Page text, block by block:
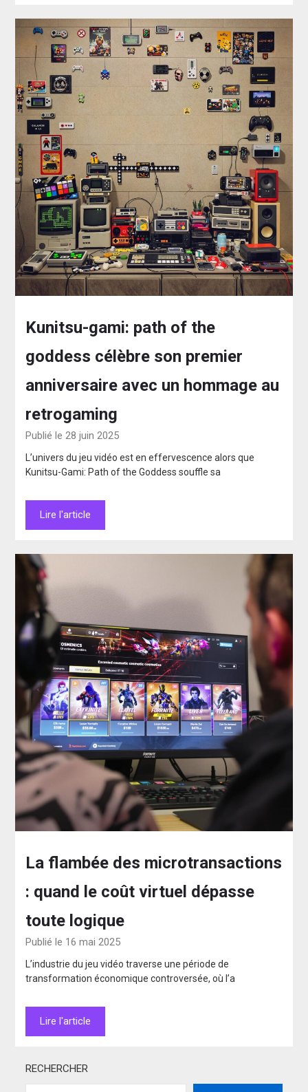
Kunitsu-gami: path of the
goddess célèbre son premier
anniversaire avec un hommage au
retrogaming
Publié le 28 juin 2025
L’univers du jeu vidéo est en effervescence alors que
Kunitsu-Gami: Path of the Goddess souffle sa
Lire l'article
La flambée des microtransactions
: quand le coût virtuel dépasse
toute logique
Publié le 16 mai 2025
L’industrie du jeu vidéo traverse une période de
transformation économique controversée, où l’a
Lire l'article
RECHERCHER